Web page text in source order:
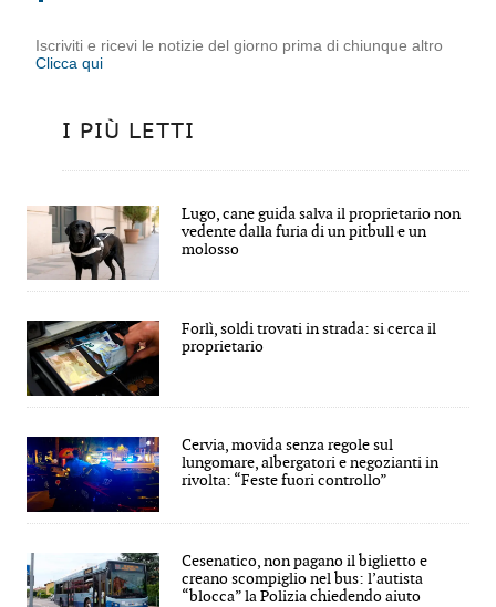
Iscriviti e ricevi le notizie del giorno prima di chiunque altro
Clicca qui
I PIÙ LETTI
Lugo, cane guida salva il proprietario non
vedente dalla furia di un pitbull e un
molosso
Forlì, soldi trovati in strada: si cerca il
proprietario
Cervia, movida senza regole sul
lungomare, albergatori e negozianti in
rivolta: “Feste fuori controllo”
Cesenatico, non pagano il biglietto e
creano scompiglio nel bus: l’autista
“blocca” la Polizia chiedendo aiuto